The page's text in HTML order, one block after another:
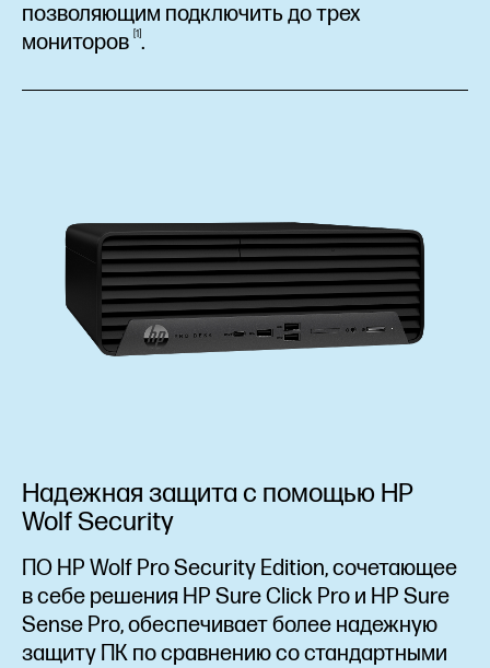
позволяющим подключить до трех
мониторов 1 .
Надежная защита с помощью HP
Wolf Security
ПО HP Wolf Pro Security Edition, сочетающее
в себе решения HP Sure Click Pro и HP Sure
Sense Pro, обеспечивает более надежную
защиту ПК по сравнению со стандартными